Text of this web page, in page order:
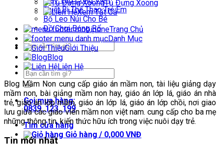
Thiết Bị Thể Thao Trẻ Em
Bộ Leo Núi Cho Bé
Đồ Chơi Bóng Rổ
Tìm
kiếm:
Tìm
kiếm:
Gọi mua hàng:
0839. 123. 199
Tìm cửa hàng
Giỏ hàng / 0,000 VNĐ
Tủ Đựng Xoong
Xem Tất Cả
Trang Chủ
Danh Mục
Giới Thiệu
Blog
Liên Hệ
Blog Mầm Non cung cấp giáo án mầm non, tài liệu giảng dạy
mầm non, bài giảng mầm non hay, giáo án lớp lá, giáo án nhà
trẻ, giáo án lớp mầm, giáo án lớp lá, giáo án lớp chồi, nơi giao
lưu giữa các giáo viên mầm non việt nam. cung cấp cho ba mẹ
những thông tin, kiến thức hữu ích trong việc nuôi dạy trẻ.
Tin mới nhất